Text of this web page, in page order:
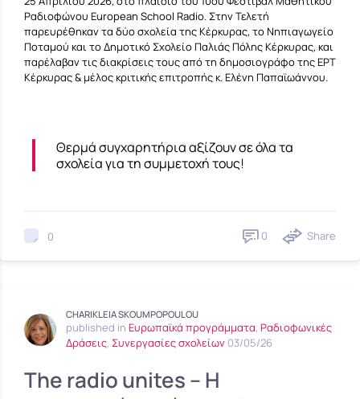
Ραδιοφώνου European School Radio. Στην Τελετή
παρευρέθηκαν τα δύο σχολεία της Κέρκυρας, το Νηπιαγωγείο
Ποταμού και το Δημοτικό Σχολείο Παλιάς Πόλης Κέρκυρας, και
παρέλαβαν τις διακρίσεις τους από τη δημοσιογράφο της ΕΡΤ
Κέρκυρας & μέλος κριτικής επιτροπής κ. Ελένη Παπαϊωάννου.
Θερμά συγχαρητήρια αξίζουν σε όλα τα
σχολεία για τη συμμετοχή τους!
0 0 Share
CHARIKLEIA SKOUMPOPOULOU
published in Ευρωπαϊκά προγράμματα, Ραδιοφωνικές
Δράσεις, Συνεργασίες σχολείων 03/05/26
The radio unites – Η